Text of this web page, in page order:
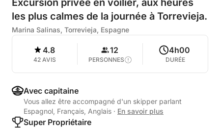
Excursion privée en voilier, aux heures
les plus calmes de la journée à Torrevieja.
Marina Salinas, Torrevieja, Espagne
4.8
42 AVIS
12
PERSONNES
4h00
DURÉE
Avec capitaine
Vous allez être accompagné d'un skipper parlant
Espagnol, Français, Anglais · En savoir plus
Super Propriétaire